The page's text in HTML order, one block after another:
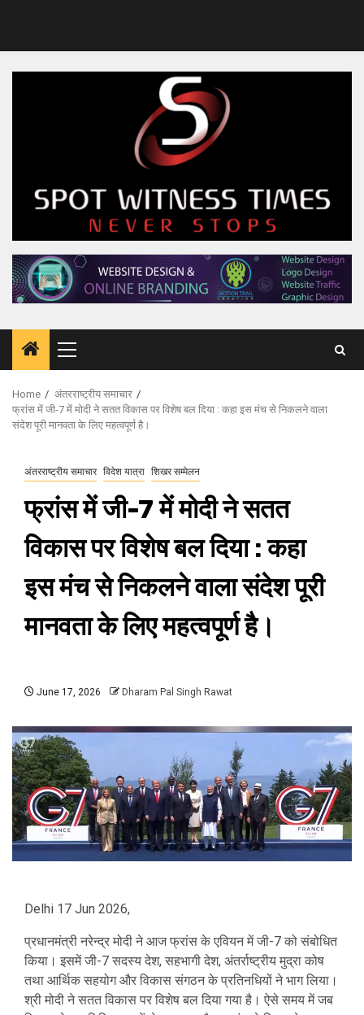
Primary
Menu
Home
अंतरराष्ट्रीय समाचार
फ्रांस में जी-7 में मोदी ने सतत विकास पर विशेष बल दिया : कहा इस मंच से निकलने वाला
संदेश पूरी मानवता के लिए महत्वपूर्ण है।
अंतरराष्ट्रीय समाचार विदेश यात्रा शिखर सम्मेलन
फ्रांस में जी-7 में मोदी ने सतत
विकास पर विशेष बल दिया : कहा
इस मंच से निकलने वाला संदेश पूरी
मानवता के लिए महत्वपूर्ण है।
June 17, 2026 Dharam Pal Singh Rawat
Delhi 17 Jun 2026,
प्रधानमंत्री नरेन्द्र मोदी ने आज फ्रांस के एवियन में जी-7 को संबोधित
किया। इसमें जी-7 सदस्‍य देश, सहभागी देश, अंतर्राष्‍ट्रीय मुद्रा कोष
तथा आर्थिक सहयोग और विकास संगठन के प्रतिनधियों ने भाग लिया।
श्री मोदी ने सतत विकास पर विशेष बल दिया गया है। ऐसे समय में जब